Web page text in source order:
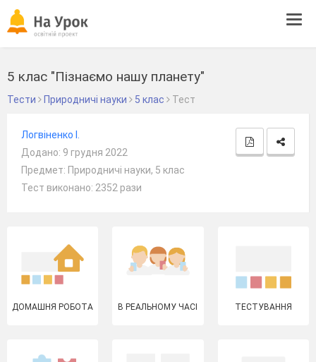
5 клас "Пізнаємо нашу планету"
Тести Природничі науки 5 клас Тест
Логвіненко І.
Додано: 9 грудня 2022
Предмет: Природничі науки, 5 клас
Тест виконано: 2352 рази
ДОМАШНЯ РОБОТА В РЕАЛЬНОМУ ЧАСІ ТЕСТУВАННЯ